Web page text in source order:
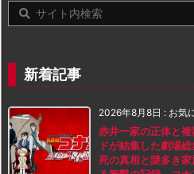
新着記事
2026年8月8日 : お気
赤井一家の正体と
ドが結集した劇場
死の真相と謎多き